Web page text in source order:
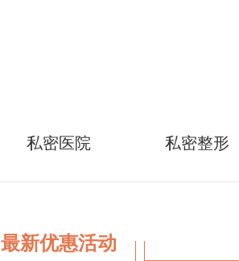
私密医院 私密整形
最新优惠活动